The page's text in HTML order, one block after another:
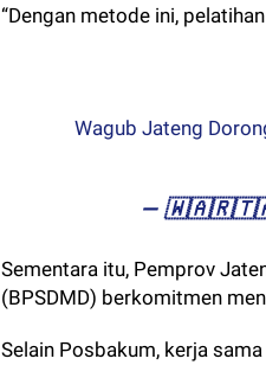
“Dengan metode ini,
Wagub Jateng
—
Sementara itu, Pemprov
(BPSDMD) berkomitmen
Selain Posbakum, kerja